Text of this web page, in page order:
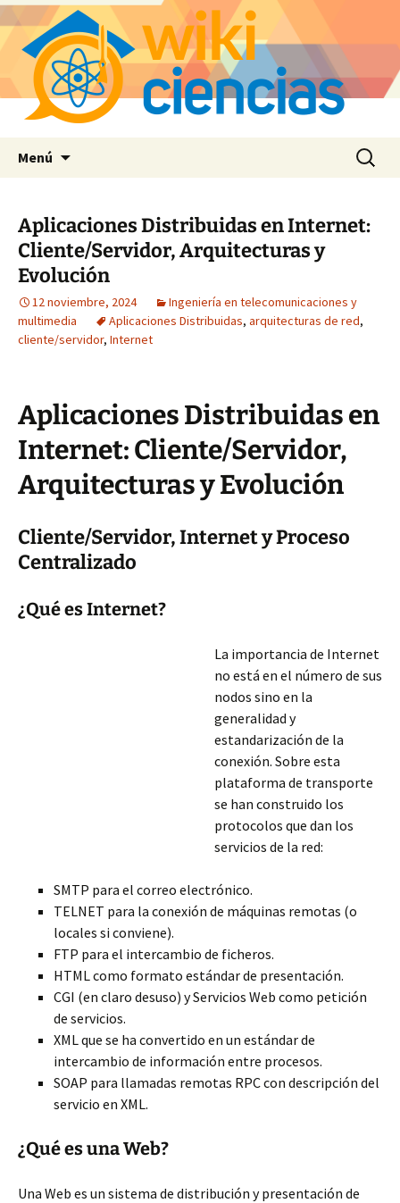
Menú Buscar:
Aplicaciones Distribuidas en Internet:
Cliente/Servidor, Arquitecturas y
Evolución
12 noviembre, 2024
Ingeniería en telecomunicaciones y
multimedia
Aplicaciones Distribuidas, arquitecturas de red,
cliente/servidor, Internet
Aplicaciones Distribuidas en
Internet: Cliente/Servidor,
Arquitecturas y Evolución
Cliente/Servidor, Internet y Proceso
Centralizado
¿Qué es Internet?
La importancia de Internet
no está en el número de sus
nodos sino en la
generalidad y
estandarización de la
conexión. Sobre esta
plataforma de transporte
se han construido los
protocolos que dan los
servicios de la red:
SMTP para el correo electrónico.
TELNET para la conexión de máquinas remotas (o
locales si conviene).
FTP para el intercambio de ficheros.
HTML como formato estándar de presentación.
CGI (en claro desuso) y Servicios Web como petición
de servicios.
XML que se ha convertido en un estándar de
intercambio de información entre procesos.
SOAP para llamadas remotas RPC con descripción del
servicio en XML.
¿Qué es una Web?
Una Web es un sistema de distribución y presentación de